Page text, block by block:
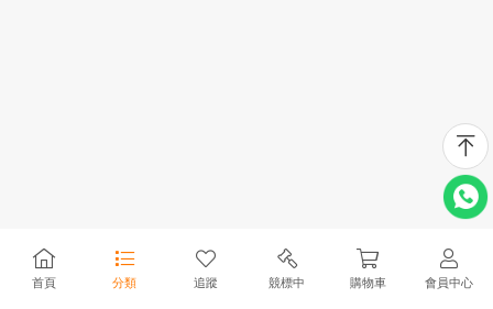
首頁 分類 追蹤 競標中 購物車 會員中心